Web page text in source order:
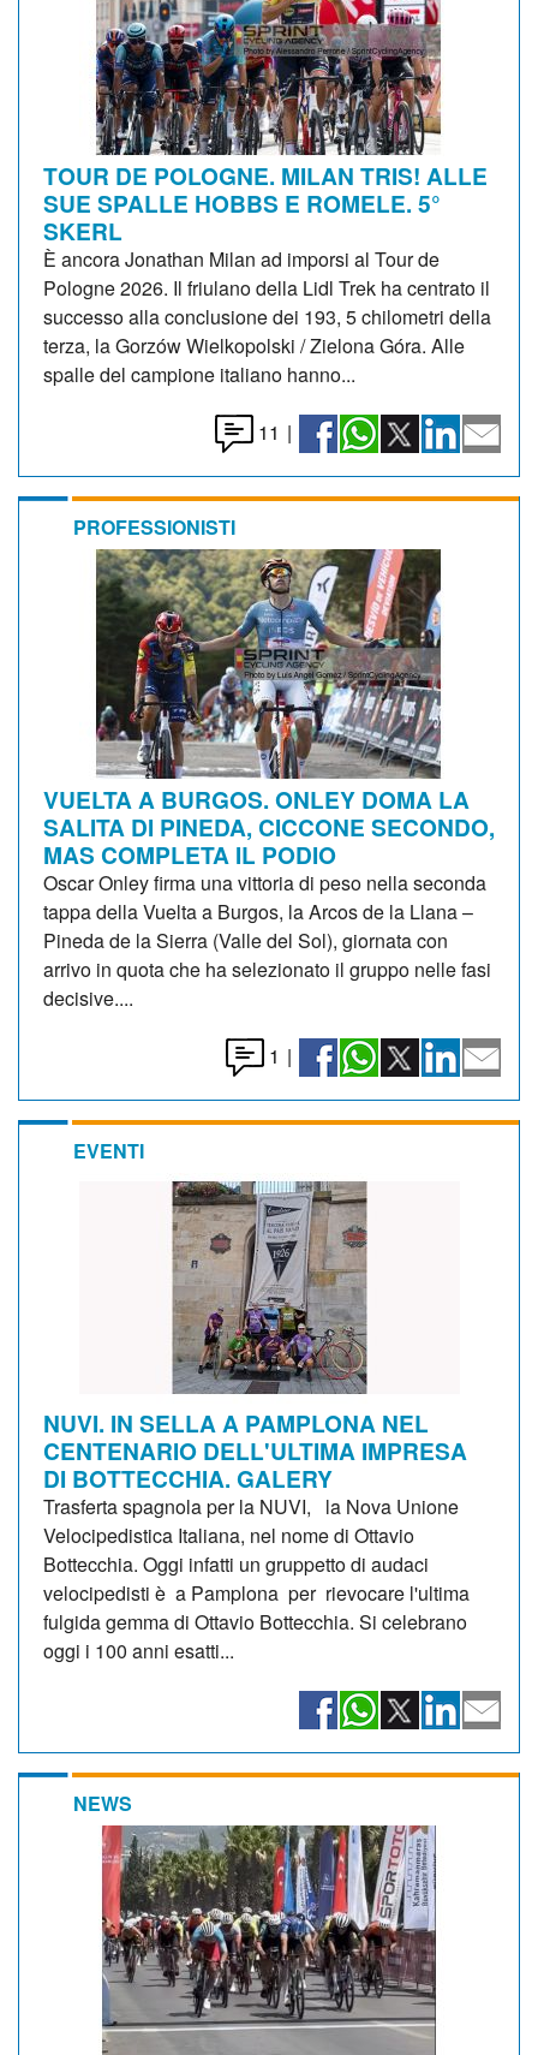
TOUR DE POLOGNE. MILAN TRIS! ALLE
SUE SPALLE HOBBS E ROMELE. 5°
SKERL
È ancora Jonathan Milan ad imporsi al Tour de
Pologne 2026. Il friulano della Lidl Trek ha centrato il
successo alla conclusione dei 193, 5 chilometri della
terza, la Gorzów Wielkopolski / Zielona Góra. Alle
spalle del campione italiano hanno...
11 |
PROFESSIONISTI
VUELTA A BURGOS. ONLEY DOMA LA
SALITA DI PINEDA, CICCONE SECONDO,
MAS COMPLETA IL PODIO
Oscar Onley firma una vittoria di peso nella seconda
tappa della Vuelta a Burgos, la Arcos de la Llana –
Pineda de la Sierra (Valle del Sol), giornata con
arrivo in quota che ha selezionato il gruppo nelle fasi
decisive....
1 |
EVENTI
NUVI. IN SELLA A PAMPLONA NEL
CENTENARIO DELL'ULTIMA IMPRESA
DI BOTTECCHIA. GALERY
Trasferta spagnola per la NUVI, la Nova Unione
Velocipedistica Italiana, nel nome di Ottavio
Bottecchia. Oggi infatti un gruppetto di audaci
velocipedisti è a Pamplona per rievocare l'ultima
fulgida gemma di Ottavio Bottecchia. Si celebrano
oggi i 100 anni esatti...
NEWS